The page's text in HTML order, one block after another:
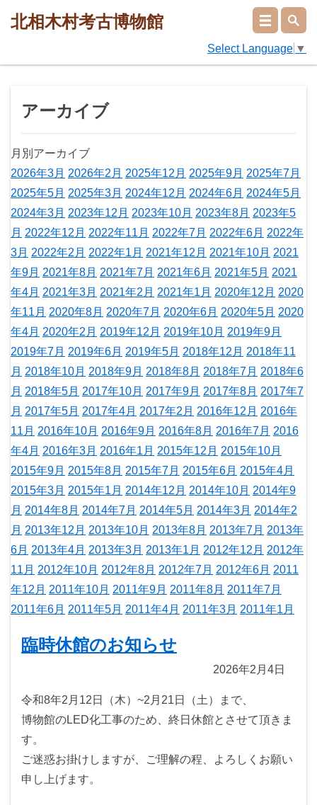
北相木村考古博物館
Select Language ▼
アーカイブ
月別アーカイブ
2026年3月 2026年2月 2025年12月 2025年9月 2025年7月
2025年5月 2025年3月 2024年12月 2024年6月 2024年5月
2024年3月 2023年12月 2023年10月 2023年8月 2023年5
月 2022年12月 2022年11月 2022年7月 2022年6月 2022年
3月 2022年2月 2022年1月 2021年12月 2021年10月 2021
年9月 2021年8月 2021年7月 2021年6月 2021年5月 2021
年4月 2021年3月 2021年2月 2021年1月 2020年12月 2020
年11月 2020年8月 2020年7月 2020年6月 2020年5月 2020
年4月 2020年2月 2019年12月 2019年10月 2019年9月
2019年7月 2019年6月 2019年5月 2018年12月 2018年11
月 2018年10月 2018年9月 2018年8月 2018年7月 2018年6
月 2018年5月 2017年10月 2017年9月 2017年8月 2017年7
月 2017年5月 2017年4月 2017年2月 2016年12月 2016年
11月 2016年10月 2016年9月 2016年8月 2016年7月 2016
年4月 2016年3月 2016年1月 2015年12月 2015年10月
2015年9月 2015年8月 2015年7月 2015年6月 2015年4月
2015年3月 2015年1月 2014年12月 2014年10月 2014年9
月 2014年8月 2014年7月 2014年5月 2014年3月 2014年2
月 2013年12月 2013年10月 2013年8月 2013年7月 2013年
6月 2013年4月 2013年3月 2013年1月 2012年12月 2012年
11月 2012年10月 2012年8月 2012年7月 2012年6月 2011
年12月 2011年10月 2011年9月 2011年8月 2011年7月
2011年6月 2011年5月 2011年4月 2011年3月 2011年1月
臨時休館のお知らせ
2026年2月4日
令和8年2月12日（木）~2月21日（土）まで、
博物館のLED化工事のため、終日休館とさせて頂きま
す。
ご迷惑お掛けしますが、ご理解の程、よろしくお願い
申し上げます。